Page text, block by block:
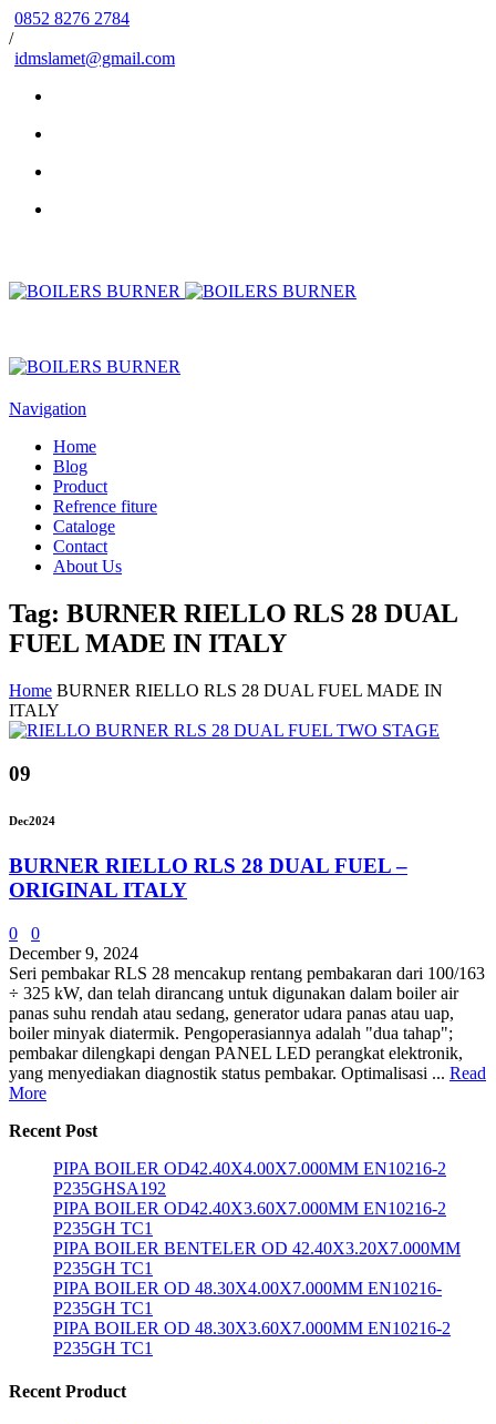
0852 8276 2784
/
idmslamet@gmail.com
Navigation
Home
Blog
Product
Refrence fiture
Cataloge
Contact
About Us
Tag: BURNER RIELLO RLS 28 DUAL
FUEL MADE IN ITALY
Home BURNER RIELLO RLS 28 DUAL FUEL MADE IN
ITALY
09
Dec2024
BURNER RIELLO RLS 28 DUAL FUEL –
ORIGINAL ITALY
0
0
December 9, 2024
Seri pembakar RLS 28 mencakup rentang pembakaran dari 100/163
÷ 325 kW, dan telah dirancang untuk digunakan dalam boiler air
panas suhu rendah atau sedang, generator udara panas atau uap,
boiler minyak diatermik. Pengoperasiannya adalah "dua tahap";
pembakar dilengkapi dengan PANEL LED perangkat elektronik,
yang menyediakan diagnostik status pembakar. Optimalisasi ... Read
More
Recent Post
PIPA BOILER OD42.40X4.00X7.000MM EN10216-2
P235GHSA192
PIPA BOILER OD42.40X3.60X7.000MM EN10216-2
P235GH TC1
PIPA BOILER BENTELER OD 42.40X3.20X7.000MM
P235GH TC1
PIPA BOILER OD 48.30X4.00X7.000MM EN10216-
P235GH TC1
PIPA BOILER OD 48.30X3.60X7.000MM EN10216-2
P235GH TC1
Recent Product